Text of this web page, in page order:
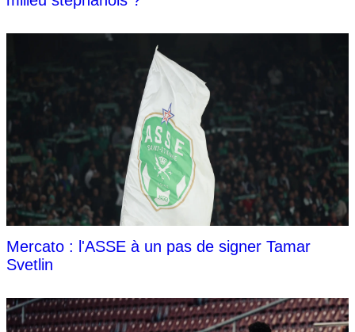
Mercato : l'ASSE à un pas de signer Tamar
Svetlin